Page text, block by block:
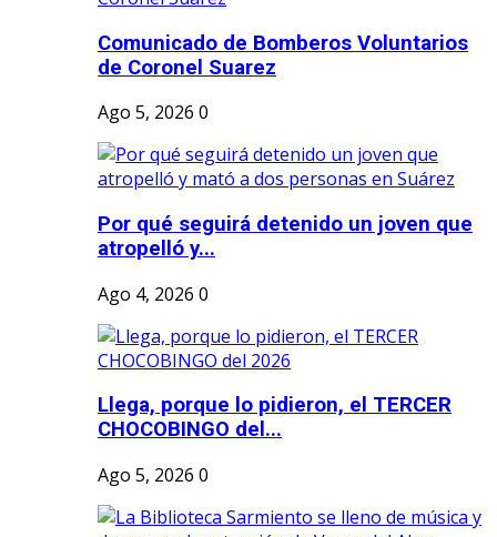
Comunicado de Bomberos Voluntarios
de Coronel Suarez
Ago 5, 2026 0
Por qué seguirá detenido un joven que
atropelló y...
Ago 4, 2026 0
Llega, porque lo pidieron, el TERCER
CHOCOBINGO del...
Ago 5, 2026 0